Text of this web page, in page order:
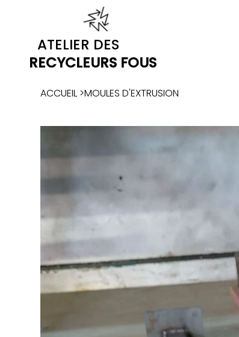
ATELIER DES
RECYCLEURS FOUS
ACCUEIL >MOULES D'EXTRUSION